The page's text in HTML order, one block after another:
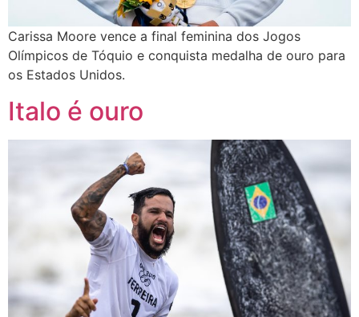
Carissa Moore vence a final feminina dos Jogos
Olímpicos de Tóquio e conquista medalha de ouro para
os Estados Unidos.
Italo é ouro